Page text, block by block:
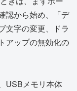
認から始め、「デ
文字の変更、ドラ
アップの無効化の
USBメモリ本体